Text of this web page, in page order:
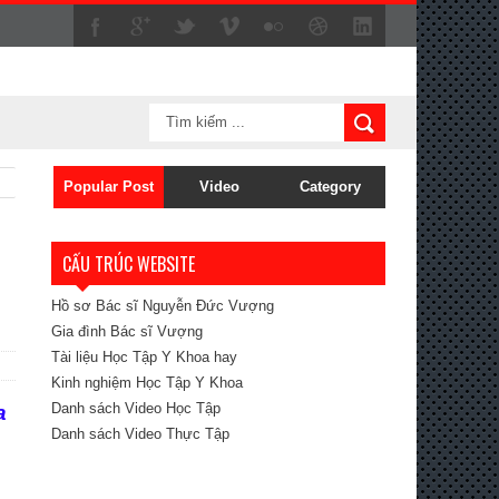
Popular Post Video Category
CẤU TRÚC WEBSITE
Hồ sơ Bác sĩ Nguyễn Đức Vượng
Gia đình Bác sĩ Vượng
Tài liệu Học Tập Y Khoa hay
Kinh nghiệm Học Tập Y Khoa
Danh sách Video Học Tập
Danh sách Video Thực Tập